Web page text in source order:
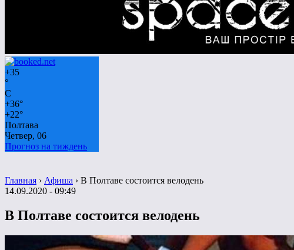
+35
°
C
+36°
+22°
Полтава
Четвер, 06
Прогноз на тиждень
Главная › Афиша › В Полтаве состоится велодень
14.09.2020 - 09:49
В Полтаве состоится велодень